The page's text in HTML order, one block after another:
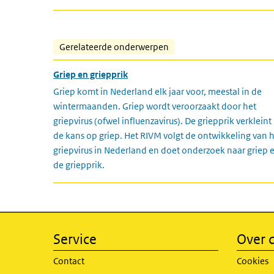
Gerelateerde onderwerpen
Griep en griepprik
Griep komt in Nederland elk jaar voor, meestal in de
wintermaanden. Griep wordt veroorzaakt door het
griepvirus (ofwel influenzavirus). De griepprik verkleint
de kans op griep. Het RIVM volgt de ontwikkeling van
griepvirus in Nederland en doet onderzoek naar griep
de griepprik.
Service
Contact
Over
Cookies